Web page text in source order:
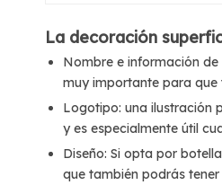
La decoración
Nombre e información
muy importante para que
Logotipo: una ilustración
y es especialmente útil
Diseño: Si opta por
que también podrás